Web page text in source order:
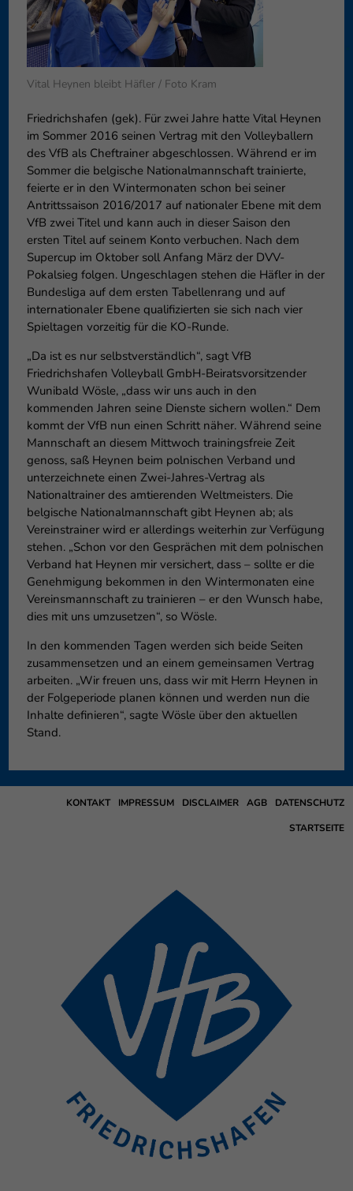
Vital Heynen bleibt Häfler / Foto Kram
Friedrichshafen (gek). Für zwei Jahre hatte Vital Heynen
im Sommer 2016 seinen Vertrag mit den Volleyballern
des VfB als Cheftrainer abgeschlossen. Während er im
Sommer die belgische Nationalmannschaft trainierte,
feierte er in den Wintermonaten schon bei seiner
Antrittssaison 2016/2017 auf nationaler Ebene mit dem
VfB zwei Titel und kann auch in dieser Saison den
ersten Titel auf seinem Konto verbuchen. Nach dem
Supercup im Oktober soll Anfang März der DVV-
Pokalsieg folgen. Ungeschlagen stehen die Häfler in der
Bundesliga auf dem ersten Tabellenrang und auf
internationaler Ebene qualifizierten sie sich nach vier
Spieltagen vorzeitig für die KO-Runde.
„Da ist es nur selbstverständlich“, sagt VfB
Friedrichshafen Volleyball GmbH-Beiratsvorsitzender
Wunibald Wösle, „dass wir uns auch in den
kommenden Jahren seine Dienste sichern wollen.“ Dem
kommt der VfB nun einen Schritt näher. Während seine
Mannschaft an diesem Mittwoch trainingsfreie Zeit
genoss, saß Heynen beim polnischen Verband und
unterzeichnete einen Zwei-Jahres-Vertrag als
Nationaltrainer des amtierenden Weltmeisters. Die
belgische Nationalmannschaft gibt Heynen ab; als
Vereinstrainer wird er allerdings weiterhin zur Verfügung
stehen. „Schon vor den Gesprächen mit dem polnischen
Verband hat Heynen mir versichert, dass – sollte er die
Genehmigung bekommen in den Wintermonaten eine
Vereinsmannschaft zu trainieren – er den Wunsch habe,
dies mit uns umzusetzen“, so Wösle.
In den kommenden Tagen werden sich beide Seiten
zusammensetzen und an einem gemeinsamen Vertrag
arbeiten. „Wir freuen uns, dass wir mit Herrn Heynen in
der Folgeperiode planen können und werden nun die
Inhalte definieren“, sagte Wösle über den aktuellen
Stand.
DATENSCHUTZ
AGB
DISCLAIMER
IMPRESSUM
KONTAKT
STARTSEITE
Datenschutzeinstellungen
Essenziell (1)
Essenzielle Cookies
Funktion der Website
Externe Medien (6)
Inhalte von Videoplattformen
blockiert. Wenn Cookies von
diese Inhalte keiner manuellen